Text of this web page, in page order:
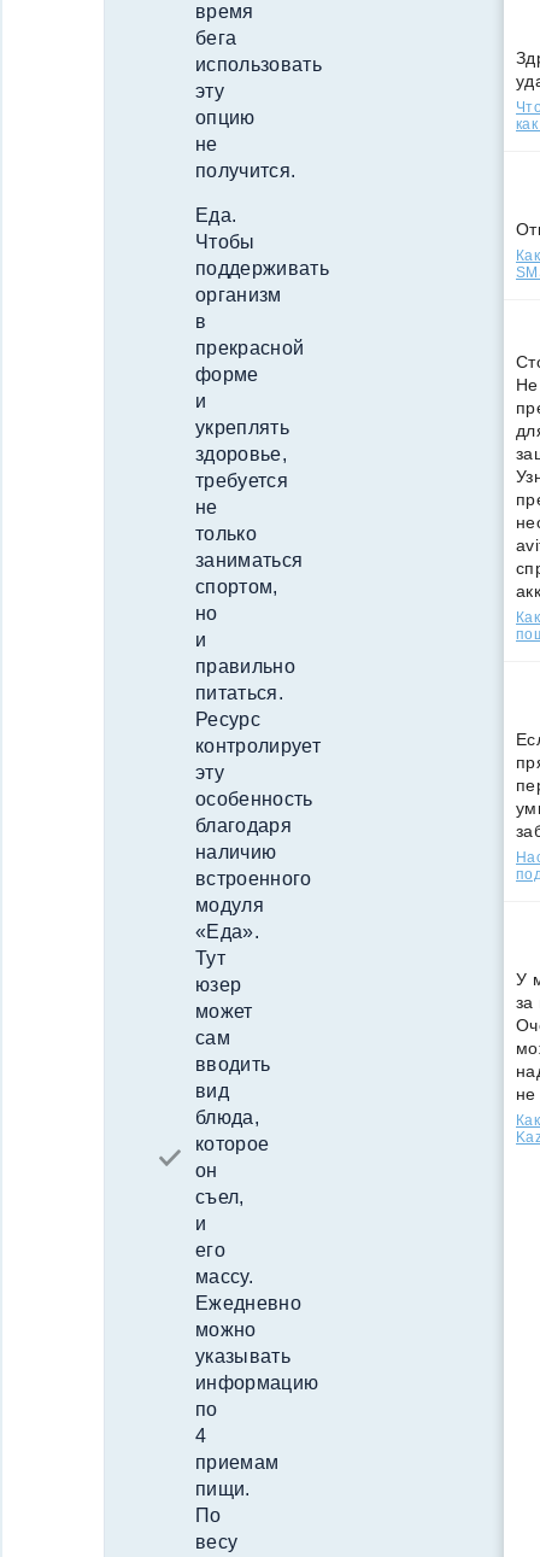
время
бега
использовать
эту
опцию
не
получится.
Еда.
Чтобы
поддерживать
организм
в
прекрасной
форме
и
укреплять
здоровье,
требуется
не
только
заниматься
спортом,
но
и
правильно
питаться.
Ресурс
контролирует
эту
особенность
благодаря
наличию
встроенного
модуля
«Еда».
Тут
юзер
может
сам
вводить
вид
блюда,
которое
он
съел,
и
его
массу.
Ежедневно
можно
указывать
информацию
по
4
приемам
пищи.
По
весу
Не
У
за
не